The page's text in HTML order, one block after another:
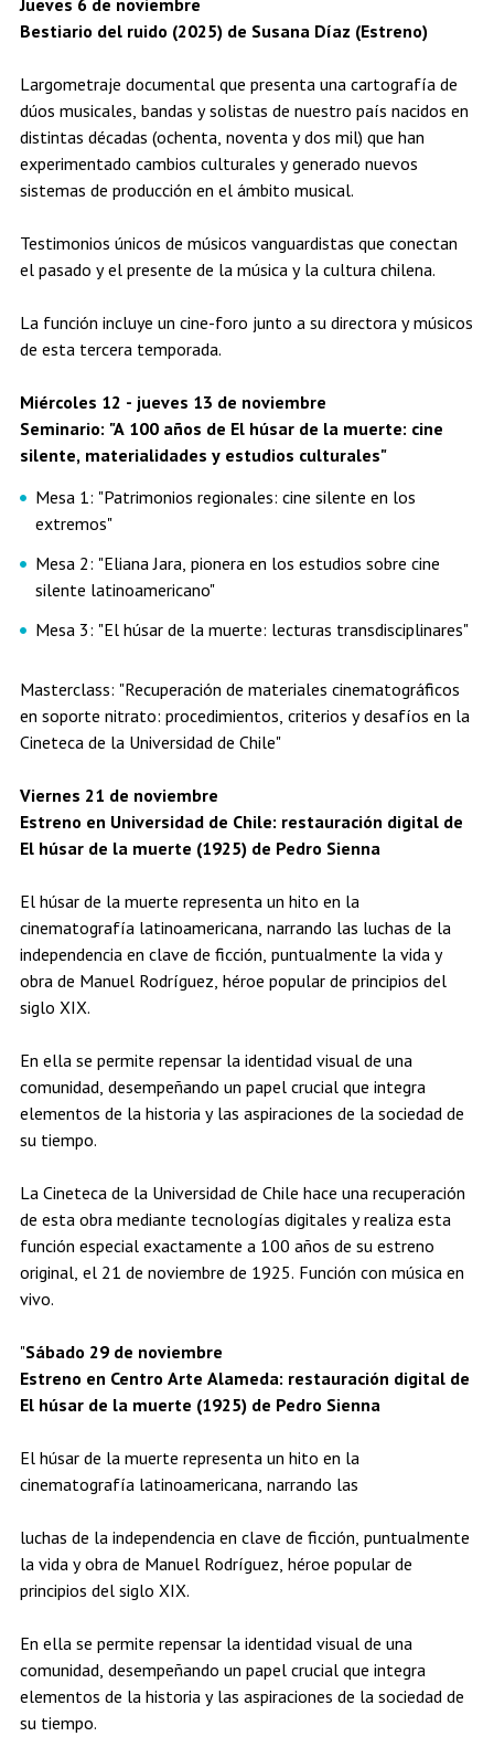
Bestiario del ruido (2025) de Susana Díaz (Estreno)
Largometraje documental que presenta una cartografía de
dúos musicales, bandas y solistas de nuestro país nacidos en
distintas décadas (ochenta, noventa y dos mil) que han
experimentado cambios culturales y generado nuevos
sistemas de producción en el ámbito musical.
Testimonios únicos de músicos vanguardistas que conectan
el pasado y el presente de la música y la cultura chilena.
La función incluye un cine-foro junto a su directora y músicos
de esta tercera temporada.
Miércoles 12 - jueves 13 de noviembre
Seminario: "A 100 años de El húsar de la muerte: cine
silente, materialidades y estudios culturales"
Mesa 1: "Patrimonios regionales: cine silente en los
extremos"
Mesa 2: "Eliana Jara, pionera en los estudios sobre cine
silente latinoamericano"
Mesa 3: "El húsar de la muerte: lecturas transdisciplinares"
Masterclass: "Recuperación de materiales cinematográficos
en soporte nitrato: procedimientos, criterios y desafíos en la
Cineteca de la Universidad de Chile"
Viernes 21 de noviembre
Estreno en Universidad de Chile: restauración digital de
El húsar de la muerte (1925) de Pedro Sienna
El húsar de la muerte representa un hito en la
cinematografía latinoamericana, narrando las luchas de la
independencia en clave de ficción, puntualmente la vida y
obra de Manuel Rodríguez, héroe popular de principios del
siglo XIX.
En ella se permite repensar la identidad visual de una
comunidad, desempeñando un papel crucial que integra
elementos de la historia y las aspiraciones de la sociedad de
su tiempo.
La Cineteca de la Universidad de Chile hace una recuperación
de esta obra mediante tecnologías digitales y realiza esta
función especial exactamente a 100 años de su estreno
original, el 21 de noviembre de 1925. Función con música en
vivo.
"Sábado 29 de noviembre
Estreno en Centro Arte Alameda: restauración digital de
El húsar de la muerte (1925) de Pedro Sienna
El húsar de la muerte representa un hito en la
cinematografía latinoamericana, narrando las
luchas de la independencia en clave de ficción, puntualmente
la vida y obra de Manuel Rodríguez, héroe popular de
principios del siglo XIX.
En ella se permite repensar la identidad visual de una
comunidad, desempeñando un papel crucial que integra
elementos de la historia y las aspiraciones de la sociedad de
su tiempo.